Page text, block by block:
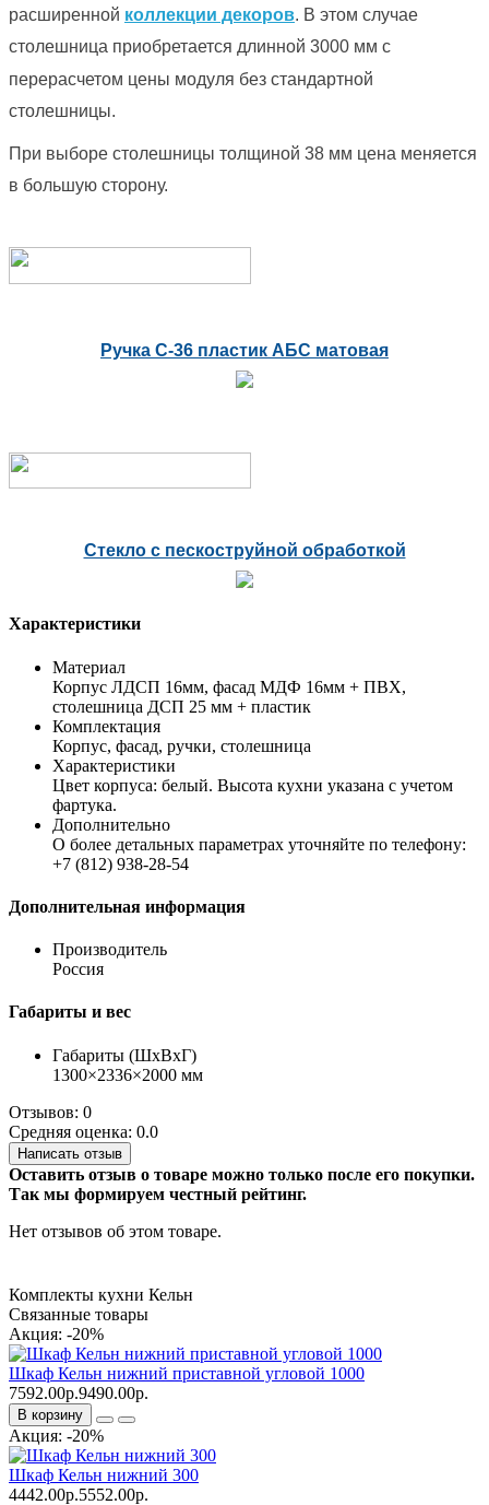
расширенной коллекции декоров. В этом случае
столешница приобретается длинной 3000 мм с
перерасчетом цены модуля без стандартной
столешницы.
При выборе столешницы толщиной 38 мм цена меняется
в большую сторону.
Ручка С-36 пластик АБС матовая
Стекло с пескоструйной обработкой
Характеристики
Материал
Корпус ЛДСП 16мм, фасад МДФ 16мм + ПВХ,
столешница ДСП 25 мм + пластик
Комплектация
Корпус, фасад, ручки, столешница
Характеристики
Цвет корпуса: белый. Высота кухни указана с учетом
фартука.
Дополнительно
О более детальных параметрах уточняйте по телефону:
+7 (812) 938-28-54
Дополнительная информация
Производитель
Россия
Габариты и вес
Габариты (ШхВхГ)
1300×2336×2000 мм
Отзывов: 0
Средняя оценка: 0.0
Написать отзыв
Оставить отзыв о товаре можно только после его покупки.
Так мы формируем честный рейтинг.
Нет отзывов об этом товаре.
Комплекты кухни Кельн
Связанные товары
Акция: -20%
Шкаф Кельн нижний приставной угловой 1000
7592.00р.9490.00р.
В корзину
Акция: -20%
Шкаф Кельн нижний 300
4442.00р.5552.00р.